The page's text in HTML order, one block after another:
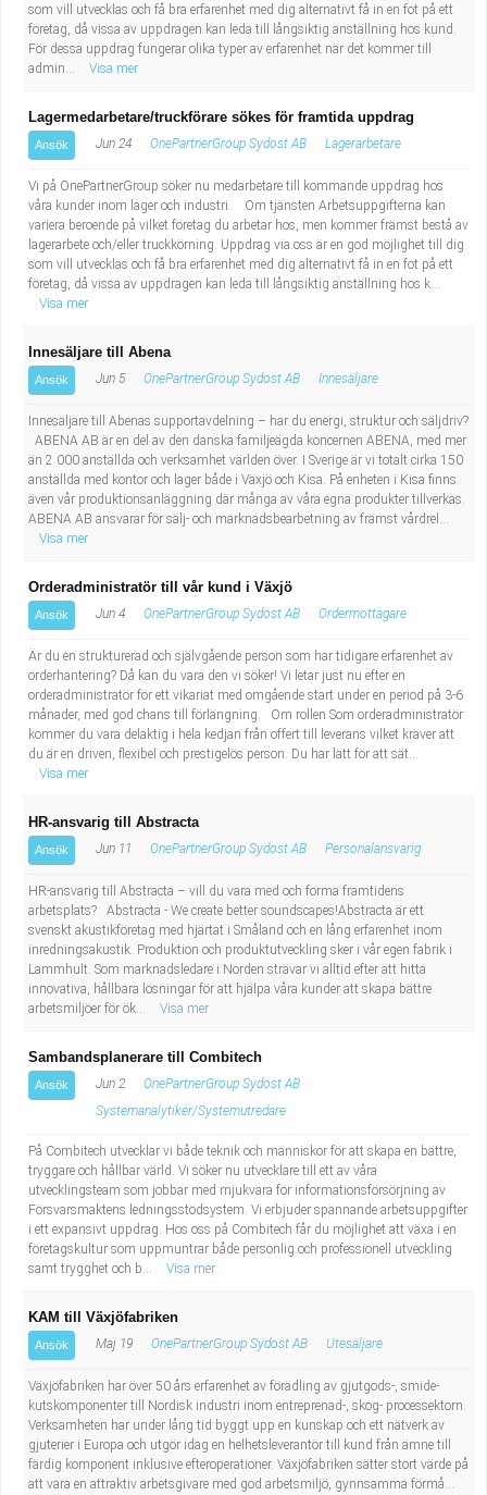
som vill utvecklas och få bra erfarenhet med dig alternativt få in en fot på ett
företag, då vissa av uppdragen kan leda till långsiktig anställning hos kund.
För dessa uppdrag fungerar olika typer av erfarenhet när det kommer till
admin...
Visa mer
Lagermedarbetare/truckförare sökes för framtida uppdrag
Ansök Jun 24 OnePartnerGroup Sydost AB Lagerarbetare
Vi på OnePartnerGroup söker nu medarbetare till kommande uppdrag hos
våra kunder inom lager och industri. Om tjänsten Arbetsuppgifterna kan
variera beroende på vilket företag du arbetar hos, men kommer främst bestå av
lagerarbete och/eller truckkörning. Uppdrag via oss är en god möjlighet till dig
som vill utvecklas och få bra erfarenhet med dig alternativt få in en fot på ett
företag, då vissa av uppdragen kan leda till långsiktig anställning hos k...
Visa mer
Innesäljare till Abena
Ansök Jun 5 OnePartnerGroup Sydost AB Innesäljare
Innesäljare till Abenas supportavdelning – har du energi, struktur och säljdriv?
ABENA AB är en del av den danska familjeägda koncernen ABENA, med mer
än 2 000 anställda och verksamhet världen över. I Sverige är vi totalt cirka 150
anställda med kontor och lager både i Växjö och Kisa. På enheten i Kisa finns
även vår produktionsanläggning där många av våra egna produkter tillverkas.
ABENA AB ansvarar för sälj- och marknadsbearbetning av främst vårdrel...
Visa mer
Orderadministratör till vår kund i Växjö
Ansök Jun 4 OnePartnerGroup Sydost AB Ordermottagare
Är du en strukturerad och självgående person som har tidigare erfarenhet av
orderhantering? Då kan du vara den vi söker! Vi letar just nu efter en
orderadministratör för ett vikariat med omgående start under en period på 3-6
månader, med god chans till förlängning. Om rollen Som orderadministratör
kommer du vara delaktig i hela kedjan från offert till leverans vilket kräver att
du är en driven, flexibel och prestigelös person. Du har lätt för att sät...
Visa mer
HR-ansvarig till Abstracta
Ansök Jun 11 OnePartnerGroup Sydost AB Personalansvarig
HR-ansvarig till Abstracta – vill du vara med och forma framtidens
arbetsplats? Abstracta - We create better soundscapes!Abstracta är ett
svenskt akustikföretag med hjärtat i Småland och en lång erfarenhet inom
inredningsakustik. Produktion och produktutveckling sker i vår egen fabrik i
Lammhult. Som marknadsledare i Norden strävar vi alltid efter att hitta
innovativa, hållbara lösningar för att hjälpa våra kunder att skapa bättre
arbetsmiljöer för ök...
Visa mer
Sambandsplanerare till Combitech
Ansök Jun 2
OnePartnerGroup Sydost AB
Systemanalytiker/Systemutredare
På Combitech utvecklar vi både teknik och människor för att skapa en bättre,
tryggare och hållbar värld. Vi söker nu utvecklare till ett av våra
utvecklingsteam som jobbar med mjukvara för informationsförsörjning av
Försvarsmaktens ledningsstödsystem. Vi erbjuder spännande arbetsuppgifter
i ett expansivt uppdrag. Hos oss på Combitech får du möjlighet att växa i en
företagskultur som uppmuntrar både personlig och professionell utveckling
samt trygghet och b...
Visa mer
KAM till Växjöfabriken
Ansök Maj 19 OnePartnerGroup Sydost AB Utesäljare
Växjöfabriken har över 50 års erfarenhet av förädling av gjutgods-, smide-
kutskomponenter till Nordisk industri inom entreprenad-, skog- processektorn.
Verksamheten har under lång tid byggt upp en kunskap och ett nätverk av
gjuterier i Europa och utgör idag en helhetsleverantör till kund från ämne till
färdig komponent inklusive efteroperationer. Växjöfabriken sätter stort värde på
att vara en attraktiv arbetsgivare med god arbetsmiljö, gynnsamma förmå...